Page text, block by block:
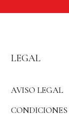
LEGAL
AVISO LEGAL